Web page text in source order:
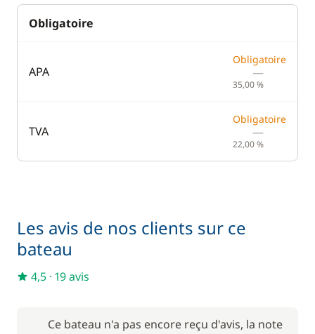
Obligatoire
APA
Obligatoire
—
35,00 %
TVA
Obligatoire
—
22,00 %
Les avis de nos clients sur ce
bateau
4,5 · 19 avis
Ce bateau n'a pas encore reçu d'avis, la note